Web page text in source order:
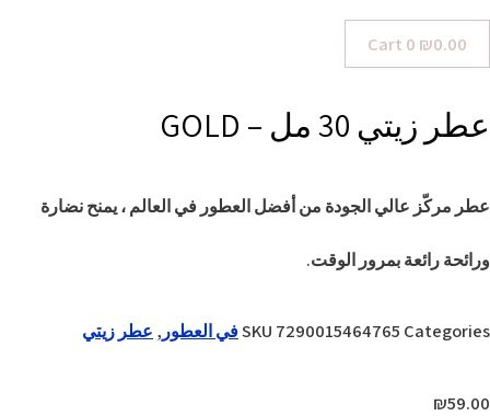
₪0.00
0
Cart
عطر زيتي 30 مل – GOLD
عطر مركّز عالي الجودة من أفضل العطور في العالم ، يمنح نضارة
ورائحة رائعة بمرور الوقت.
SKU 7290015464765 Categories في العطور, عطر زيتي
₪59.00